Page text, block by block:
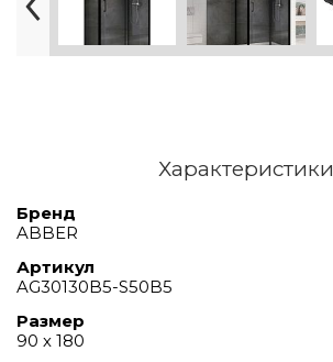
Характеристики
Бренд
ABBER
Артикул
AG30130B5-S50B5
Размер
90 х 180